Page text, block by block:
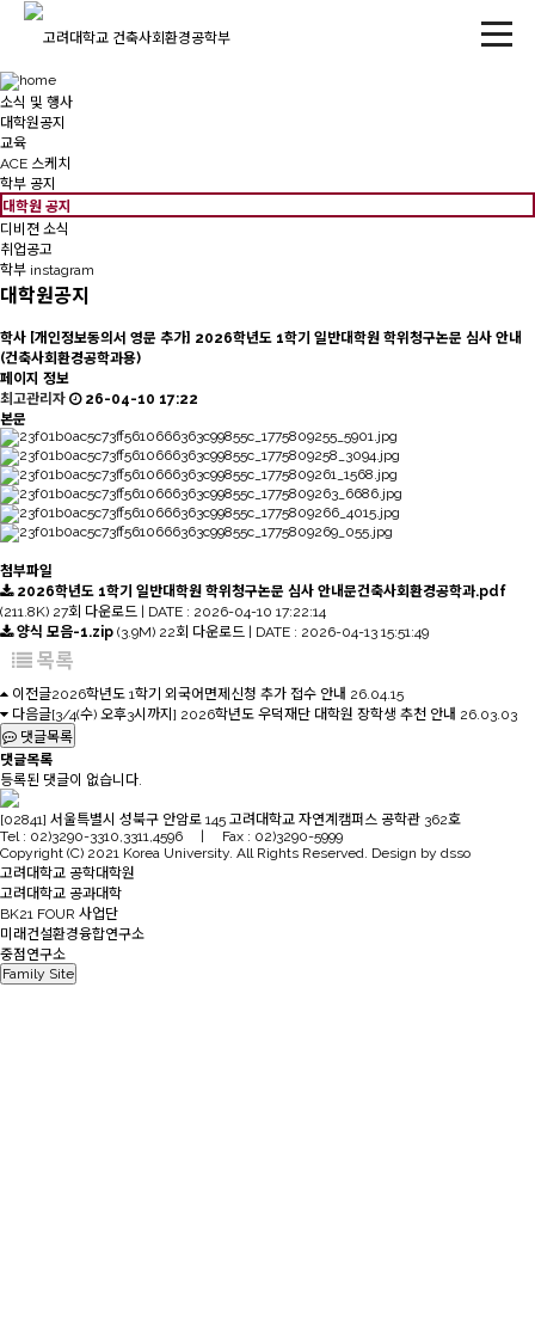
소식 및 행사
대학원공지
교육
ACE 스케치
학부 공지
대학원 공지
디비젼 소식
취업공고
학부 instagram
대학원공지
학사 [개인정보동의서 영문 추가] 2026학년도 1학기 일반대학원 학위청구논문 심사 안내
(건축사회환경공학과용)
페이지 정보
최고관리자
26-04-10 17:22
본문
첨부파일
2026학년도 1학기 일반대학원 학위청구논문 심사 안내문건축사회환경공학과.pdf
(211.8K) 27회 다운로드 | DATE : 2026-04-10 17:22:14
양식 모음-1.zip (3.9M) 22회 다운로드 | DATE : 2026-04-13 15:51:49
목록
이전글2026학년도 1학기 외국어면제신청 추가 접수 안내 26.04.15
다음글[3/4(수) 오후3시까지] 2026학년도 우덕재단 대학원 장학생 추천 안내 26.03.03
댓글목록
댓글목록
등록된 댓글이 없습니다.
[02841] 서울특별시 성북구 안암로 145 고려대학교 자연계캠퍼스 공학관 362호
Tel : 02)3290-3310,3311,4596 | Fax : 02)3290-5999
Copyright (C) 2021 Korea University. All Rights Reserved. Design by dsso
고려대학교 공학대학원
고려대학교 공과대학
BK21 FOUR 사업단
미래건설환경융합연구소
중점연구소
Family Site